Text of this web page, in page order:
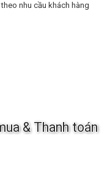
nhu cầu khách hàng
& Thanh toán